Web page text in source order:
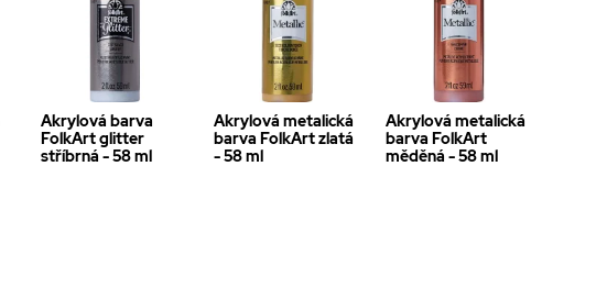
Akrylová barva
FolkArt glitter
stříbrná - 58 ml
Akrylová metalická
barva FolkArt zlatá
- 58 ml
Akrylová metalická
barva FolkArt
měděná - 58 ml